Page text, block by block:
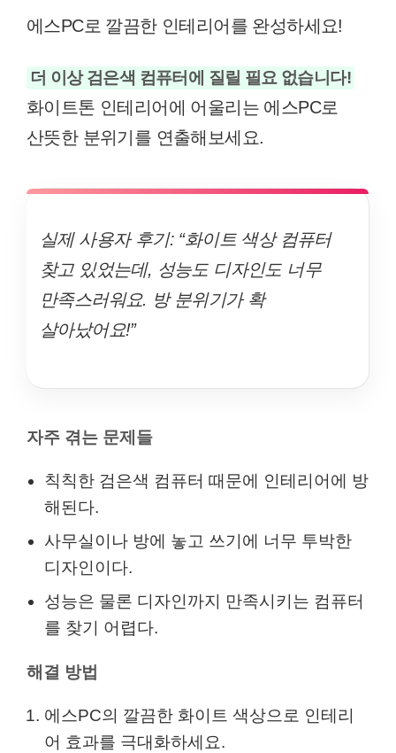
에스PC로 깔끔한 인테리어를 완성하세요!
더 이상 검은색 컴퓨터에 질릴 필요 없습니다!
화이트톤 인테리어에 어울리는 에스PC로
산뜻한 분위기를 연출해보세요.
실제 사용자 후기: “화이트 색상 컴퓨터
찾고 있었는데, 성능도 디자인도 너무
만족스러워요. 방 분위기가 확
살아났어요!”
자주 겪는 문제들
칙칙한 검은색 컴퓨터 때문에 인테리어에 방
해된다.
사무실이나 방에 놓고 쓰기에 너무 투박한
디자인이다.
성능은 물론 디자인까지 만족시키는 컴퓨터
를 찾기 어렵다.
해결 방법
에스PC의 깔끔한 화이트 색상으로 인테리
어 효과를 극대화하세요.